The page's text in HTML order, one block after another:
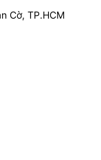
Cờ, TP.HCM